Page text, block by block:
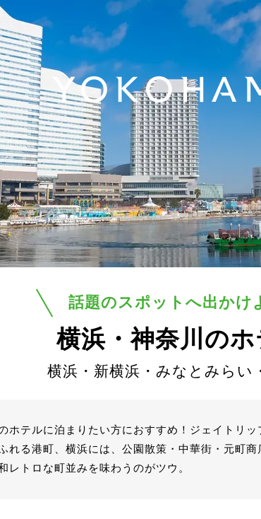
話題のスポットへ出かけ
横浜・神奈川の
横浜・新横浜・みなとみらい
ホテルに泊まりたい方におすすめ！ジェイトリ
れる港町、横浜には、公園散策・中華街・元町
レトロな町並みを味わうのがツウ。